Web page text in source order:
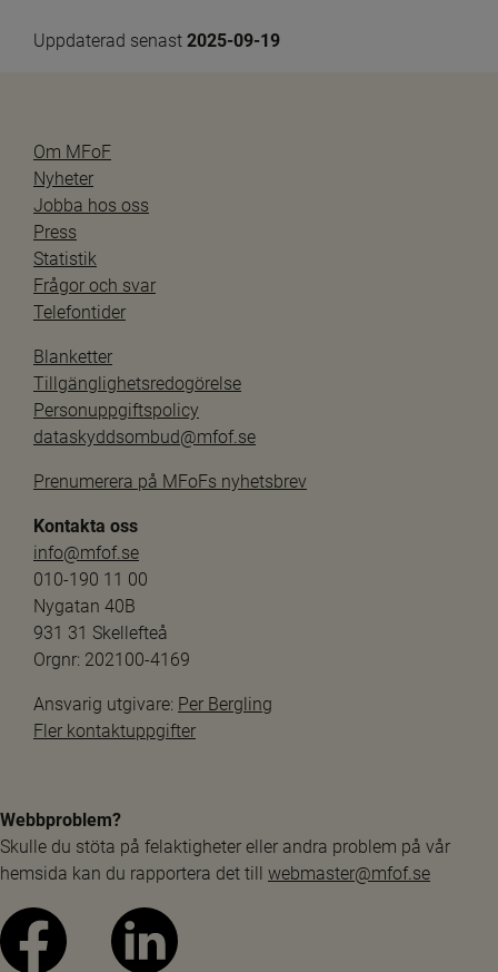
Uppdaterad senast 2025-09-19
Om MFoF
Nyheter
Jobba hos oss
Press
Statistik
Frågor och svar
Telefontider
Blanketter
Tillgänglighetsredogörelse
Personuppgiftspolicy
dataskyddsombud@mfof.se
Prenumerera på MFoFs nyhetsbrev
Kontakta oss
info@mfof.se
010-190 11 00
Nygatan 40B
931 31 Skellefteå
Orgnr: 202100-4169
Ansvarig utgivare: Per Bergling
Fler kontaktuppgifter
Webbproblem?
Skulle du stöta på felaktigheter eller andra problem på vår
hemsida kan du rapportera det till webmaster@mfof.se